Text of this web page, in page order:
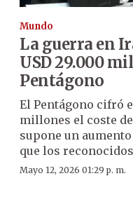
Mundo
La guerra en
USD 29.000
Pentágono
El Pentágono cifró
millones el coste
supone un
que los
Mayo 12, 2026 01:29 p. m.